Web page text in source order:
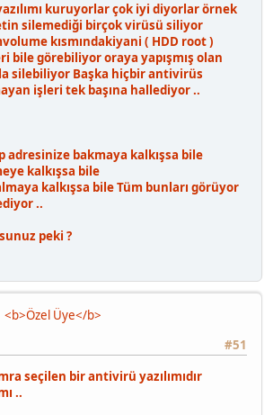
kuruyorlar çok iyi diyorlar örnek
silemediği birçok virüsü siliyor
kısmındakiyani ( HDD root )
bile görebiliyor oraya yapışmış olan
silebiliyor Başka hiçbir antivirüs
işleri tek başına hallediyor ..
adresinize bakmaya kalkışsa bile
kalkışsa bile
kalkışsa bile Tüm bunları görüyor
..
peki ?
<b>Özel Üye</b>
#51
seçilen bir antivirü yazılımıdır
..